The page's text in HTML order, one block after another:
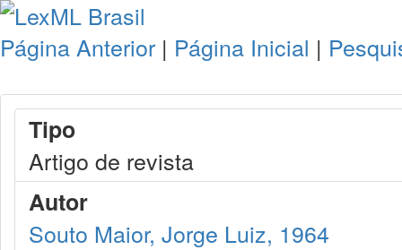
Página Anterior | Página Inicial |
Tipo
Artigo de revista
Autor
Souto Maior, Jorge Luiz, 1964